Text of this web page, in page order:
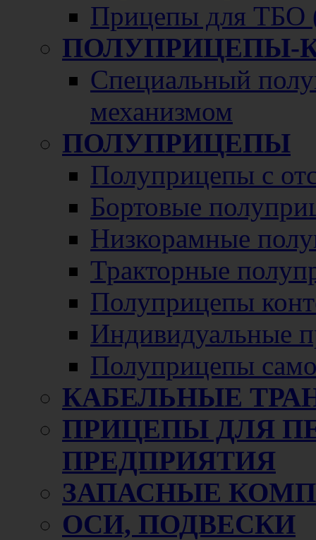
Прицепы для ТБО
ПОЛУПРИЦЕПЫ-
Специальный
механизмом
ПОЛУПРИЦЕПЫ
Полуприцепы с
Бортовые
Низкорамные
Тракторные
Полуприцепы
Индивидуальные
Полуприцепы
КАБЕЛЬНЫЕ
ПРИЦЕПЫ ДЛЯ
ПРЕДПРИЯТИЯ
ЗАПАСНЫЕ
ОСИ, ПОДВЕСКИ